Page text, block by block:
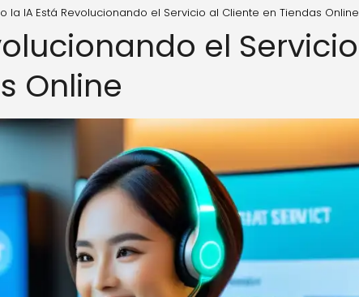
la IA Está Revolucionando el Servicio al Cliente en Tiendas Online
el Servicio
Online